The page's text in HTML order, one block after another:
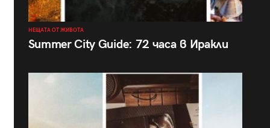
НЕЩАТА ОТ ЖИВОТА
Summer City Guide: 72 часа в Иракли